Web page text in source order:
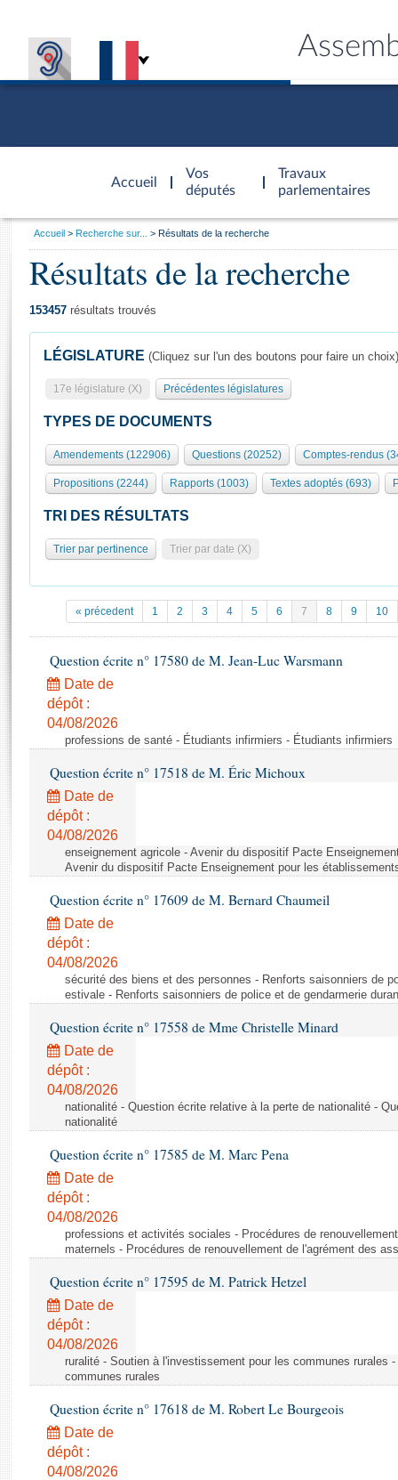
Accueil
d'accueil
Vos
députés
Travaux
parlementaires
Présidence
577 députés
Groupes politiques
Séance publique
Commissions et autres organes
Europe et International
Pétitions
Projets de loi
Propositions de loi
Amendements
Textes adoptés
Rapports d'information
Rapports d'enquête
Rapports législatifs
Baromètre de l’application des lois
Dossiers législatifs
Budget et sécurité sociale
Questions écrites et orales
Comptes rendus des débats
Général
Rôle et pouvoirs de l'Assemblée
Organisation de l'Assemblée
Présidence Conférence des Présidents Bureau Collège des
Statistiques et chiffres clés
Documents de référence
( Constitution | Règlement de l'Assemblée ... )
Histoire
Juniors
Anciennes législatures
Liens vers les sites publics
Visiter l'Assemblée
Visite virtuelle du palais Bourbon
Assister à une séance
La Bibliothèque
Contacts et plan d'accès
Photos libres de droit
Vous
Accueil Recherche sur... Résultats de la recherche
Résultats de la recherche
153457 résultats trouvés
LÉGISLATURE (Cliquez sur l'un des boutons pour faire un choix)
17e législature (X) Précédentes législatures
TYPES DE DOCUMENTS
Amendements (122906) Questions (20252) Comptes-rendus
Propositions (2244) Rapports (1003) Textes adoptés (693)
TRI DES RÉSULTATS
Trier par pertinence Trier par date (X)
« précedent 1 2 3 4 5 6 7 8 9 10
Question écrite n° 17580 de M. Jean-Luc Warsmann
Date de
dépôt :
04/08/2026
professions de santé - Étudiants infirmiers - Étudiants infirmiers
Question écrite n° 17518 de M. Éric Michoux
Date de
dépôt :
04/08/2026
enseignement agricole - Avenir du dispositif Pacte
Avenir du dispositif Pacte Enseignement pour les
Question écrite n° 17609 de M. Bernard Chaumeil
Date de
dépôt :
04/08/2026
sécurité des biens et des personnes - Renforts saisonniers de
estivale - Renforts saisonniers de police et de gendarmerie
Question écrite n° 17558 de Mme Christelle Minard
Date de
dépôt :
04/08/2026
nationalité - Question écrite relative à la perte de nationalité -
nationalité
Question écrite n° 17585 de M. Marc Pena
Date de
dépôt :
04/08/2026
professions et activités sociales - Procédures de
maternels - Procédures de renouvellement de l'agrément des
Question écrite n° 17595 de M. Patrick Hetzel
Date de
dépôt :
04/08/2026
ruralité - Soutien à l'investissement pour les communes rurales
communes rurales
Question écrite n° 17618 de M. Robert Le Bourgeois
Date de
dépôt :
04/08/2026